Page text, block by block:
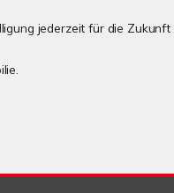
jederzeit für die